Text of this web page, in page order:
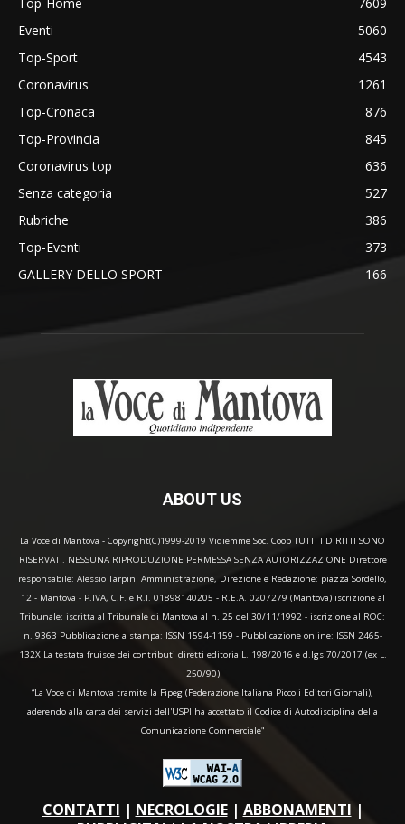
Top-Home
7609
Eventi
5060
Top-Sport
4543
Coronavirus
1261
Top-Cronaca
876
Top-Provincia
845
Coronavirus top
636
Senza categoria
527
Rubriche
386
Top-Eventi
373
GALLERY DELLO SPORT
166
ABOUT US
La Voce di Mantova - Copyright(C)1999-2019 Vidiemme Soc. Coop TUTTI I DIRITTI SONO
RISERVATI. NESSUNA RIPRODUZIONE PERMESSA SENZA AUTORIZZAZIONE Direttore
responsabile: Alessio Tarpini Amministrazione, Direzione e Redazione: piazza Sordello,
12 - Mantova - P.IVA, C.F. e R.I. 01898140205 - R.E.A. 0207279 (Mantova) iscrizione al
Tribunale: iscritta al Tribunale di Mantova al n. 25 del 30/11/1992 - iscrizione al ROC:
n. 9363 Pubblicazione a stampa: ISSN 1594-1159 - Pubblicazione online: ISSN 2465-
132X La testata fruisce dei contributi diretti editoria L. 198/2016 e d.lgs 70/2017 (ex L.
250/90)
“La Voce di Mantova tramite la Fipeg (Federazione Italiana Piccoli Editori Giornali),
aderendo alla carta dei servizi dell'USPI ha accettato il Codice di Autodisciplina della
Comunicazione Commerciale"
CONTATTI | NECROLOGIE| ABBONAMENTI |